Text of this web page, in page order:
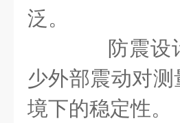
泛。
防震设计
少外部震动对
境下的稳定性。